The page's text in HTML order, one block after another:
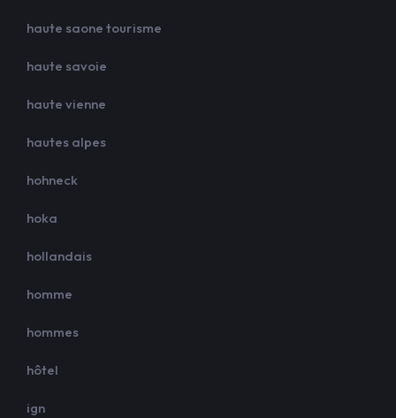
haute saone tourisme
haute savoie
haute vienne
hautes alpes
hohneck
hoka
hollandais
homme
hommes
hôtel
ign